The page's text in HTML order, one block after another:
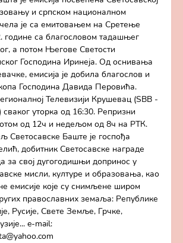
и српском националном
је са емитовањем на Сретење
године са благословом тадашњег
а потом Његове Светости
Господина Иринеја. Од оснивања
емисија је добила благослов и
Господина Давида Перовића.
Телевизији Крушевац (SBB -
уторка од 16:30. Репризни
од 12ч и недељом од 8ч на РТК.
Светосавске Баште је госпођа
добитник Светосавске награде
за свој дугогодишњи допринос у
мисли, културе и образовања, као
емисије које су снимљене широм
православних земаља: Републике
Русије, Свете Земље, Грчке,
e-mail: